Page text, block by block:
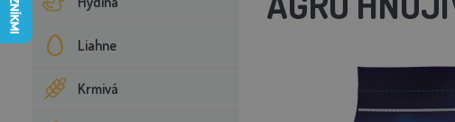
Liahne
Krmivá